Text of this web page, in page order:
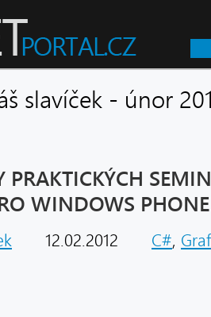
slavíček - únor
PRAKTICKÝCH
WINDOWS PHONE
12.02.2012 C#,